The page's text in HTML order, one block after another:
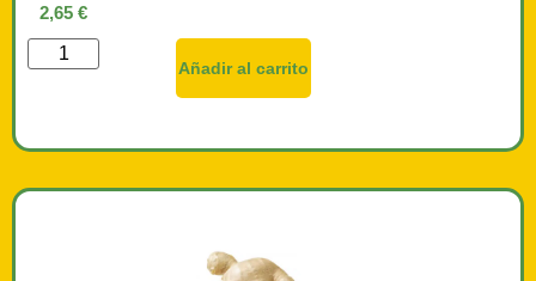
2,65 €
Añadir al carrito